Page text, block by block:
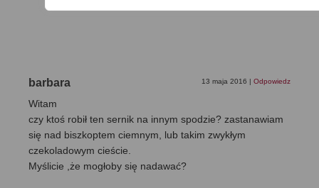
barbara 13 maja 2016 Odpowiedz
Witam
czy ktoś robił ten sernik na innym spodzie? zastanawiam
się nad biszkoptem ciemnym, lub takim zwykłym
czekoladowym cieście.
Myślicie ,że mogłoby się nadawać?